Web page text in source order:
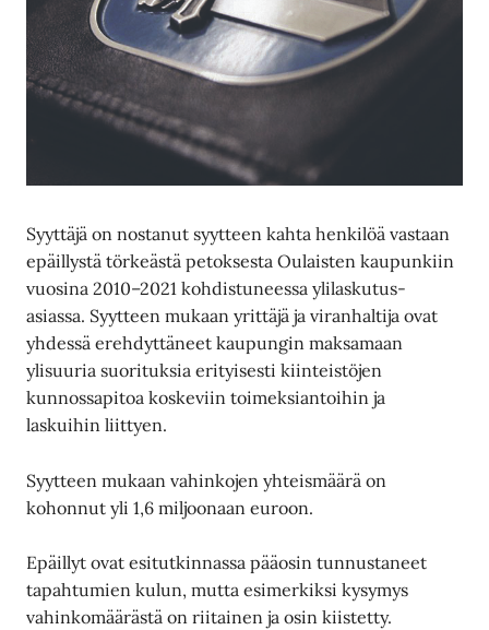
Syyttäjä on nostanut syytteen kahta henkilöä vastaan
epäillystä törkeästä petoksesta Oulaisten kaupunkiin
vuosina 2010–2021 kohdistuneessa ylilaskutus-
asiassa. Syytteen mukaan yrittäjä ja viranhaltija ovat
yhdessä erehdyttäneet kaupungin maksamaan
ylisuuria suorituksia erityisesti kiinteistöjen
kunnossapitoa koskeviin toimeksiantoihin ja
laskuihin liittyen.
Syytteen mukaan vahinkojen yhteismäärä on
kohonnut yli 1,6 miljoonaan euroon.
Epäillyt ovat esitutkinnassa pääosin tunnustaneet
tapahtumien kulun, mutta esimerkiksi kysymys
vahinkomäärästä on riitainen ja osin kiistetty.